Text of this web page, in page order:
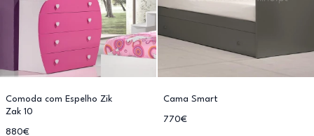
Comoda com Espelho Zik
Zak 10
880€
Cama Smart
770€